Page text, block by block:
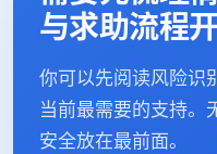
与求助流程
你可以先阅读风险识
当前最需要的支持。
安全放在最前面。